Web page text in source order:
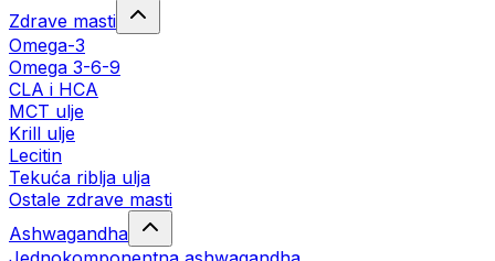
Zdrave masti
Omega-3
Omega 3-6-9
CLA i HCA
MCT ulje
Krill ulje
Lecitin
Tekuća riblja ulja
Ostale zdrave masti
Ashwagandha